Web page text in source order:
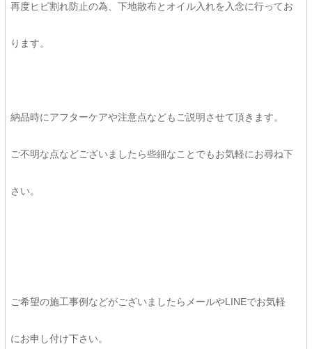
再度ヒビ割れ防止の為、下地散布とオイル入れを入念に行ってお
ります。
納品時にアフターケアや注意点などもご説明させて頂きます。
ご不明な点などございましたら些細なことでもお気軽にお尋ね下
さい。
ご希望の施工事例などがございましたらメールやLINEでお気軽
にお申し付け下さい。